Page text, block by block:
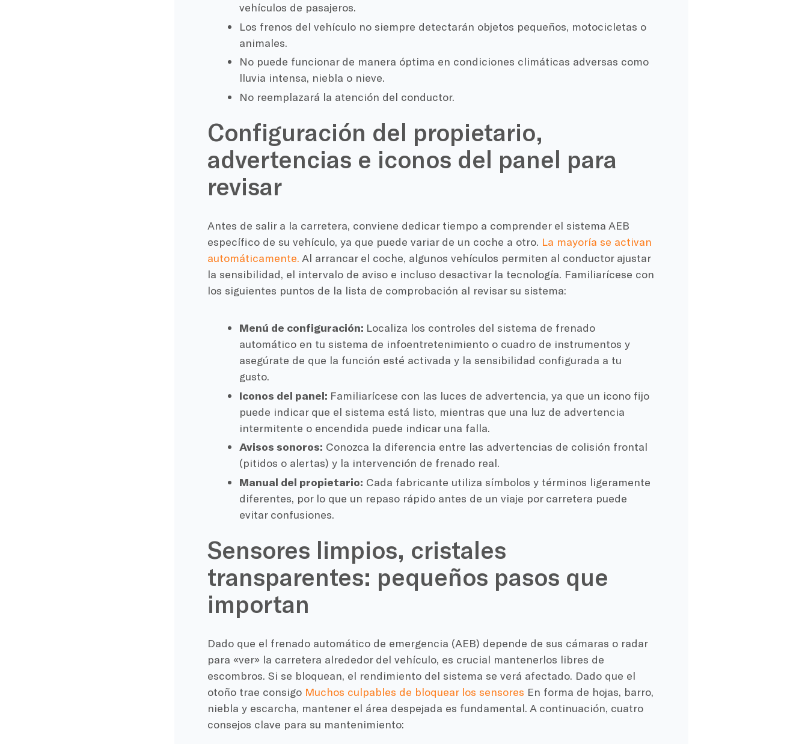
vehículos de pasajeros.
Los frenos del vehículo no siempre detectarán objetos pequeños, motocicletas o
animales.
No puede funcionar de manera óptima en condiciones climáticas adversas como
lluvia intensa, niebla o nieve.
No reemplazará la atención del conductor.
Configuración del propietario,
advertencias e iconos del panel para
revisar
Antes de salir a la carretera, conviene dedicar tiempo a comprender el sistema AEB
específico de su vehículo, ya que puede variar de un coche a otro. La mayoría se activan
automáticamente. Al arrancar el coche, algunos vehículos permiten al conductor ajustar
la sensibilidad, el intervalo de aviso e incluso desactivar la tecnología. Familiarícese con
los siguientes puntos de la lista de comprobación al revisar su sistema:
Menú de configuración: Localiza los controles del sistema de frenado
automático en tu sistema de infoentretenimiento o cuadro de instrumentos y
asegúrate de que la función esté activada y la sensibilidad configurada a tu
gusto.
Iconos del panel: Familiarícese con las luces de advertencia, ya que un icono fijo
puede indicar que el sistema está listo, mientras que una luz de advertencia
intermitente o encendida puede indicar una falla.
Avisos sonoros: Conozca la diferencia entre las advertencias de colisión frontal
(pitidos o alertas) y la intervención de frenado real.
Manual del propietario: Cada fabricante utiliza símbolos y términos ligeramente
diferentes, por lo que un repaso rápido antes de un viaje por carretera puede
evitar confusiones.
Sensores limpios, cristales
transparentes: pequeños pasos que
importan
Dado que el frenado automático de emergencia (AEB) depende de sus cámaras o radar
para «ver» la carretera alrededor del vehículo, es crucial mantenerlos libres de
escombros. Si se bloquean, el rendimiento del sistema se verá afectado. Dado que el
otoño trae consigo Muchos culpables de bloquear los sensores En forma de hojas, barro,
niebla y escarcha, mantener el área despejada es fundamental. A continuación, cuatro
consejos clave para su mantenimiento: